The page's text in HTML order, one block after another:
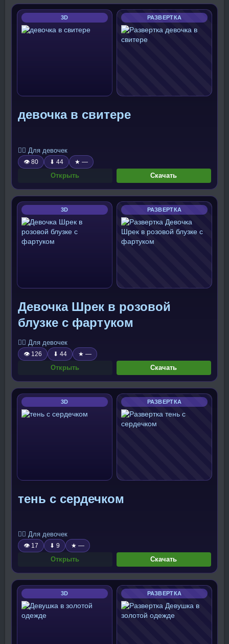
3D РАЗВЕРТКА
девочка в свитере
🧍‍♀️ Для девочек
👁 80 ⬇ 44 ★ —
Открыть Скачать
3D РАЗВЕРТКА
Девочка Шрек в розовой
блузке с фартуком
🧍‍♀️ Для девочек
👁 126 ⬇ 44 ★ —
Открыть Скачать
3D РАЗВЕРТКА
тень с сердечком
🧍‍♀️ Для девочек
👁 17 ⬇ 9 ★ —
Открыть Скачать
3D РАЗВЕРТКА